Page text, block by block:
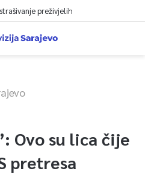
zahtjeva
Ovo su lica čije
pretresa